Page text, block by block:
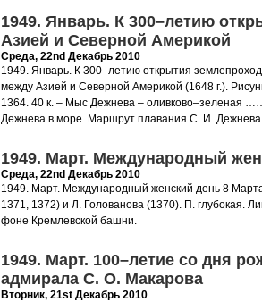
1949. Январь. К 300–летию
Азией и Северной Америкой
Среда, 22nd Декабрь 2010
1949. Январь. К 300–летию открытия
между Азией и Северной Америкой (1648 г.).
1364. 40 к. – Мыс Дежнева – оливково–зеленая
Дежнева в море. Маршрут плавания С. И.
1949. Март. Международный
Среда, 22nd Декабрь 2010
1949. Март. Международный женский день 8
1371, 1372) и Л. Голованова (1370). П. глубокая.
фоне Кремлевской башни.
1949. Март. 100–летие со дня
адмирала С. О. Макарова
Вторник, 21st Декабрь 2010